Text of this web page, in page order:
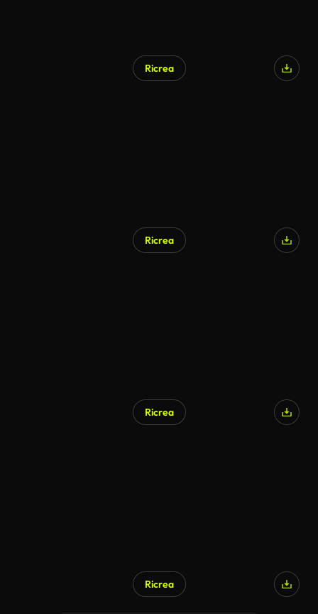
Ricrea
Ricrea
Ricrea
Ricrea